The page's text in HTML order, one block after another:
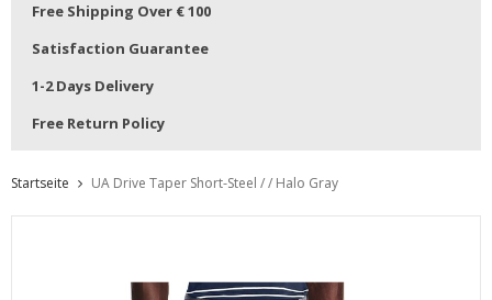
Free Shipping Over € 100
Satisfaction Guarantee
1-2 Days Delivery
Free Return Policy
Startseite UA Drive Taper Short-Steel / / Halo Gray